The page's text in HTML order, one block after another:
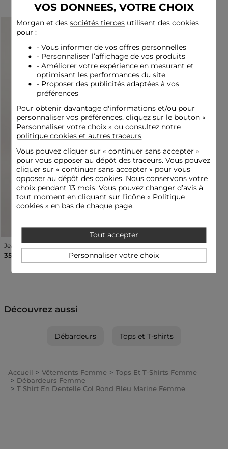
Idées look
Le t shirt en dentelle s'associe à un pantalon fluide et des
sandales plates pour une allure féminine et raffinée.
Ce haut cintré se porte avec une jupe midi structurée et des
escarpins élégants, révélant toute sa sensualité moderne.
Conseil entretien
Lavez ce débardeur à 30°C en cycle délicat pour préserver la
qualité de sa maille. Le repassage est possible : effectuez-le à
basse température (maximum 110°) sans utiliser de vapeur,
fortement déconseillée. Ne mettez pas ce vêtement au sèche-
linge, cela est également fortement déconseillé.
Référence : 32536311066861239 262-DOLIP
Catégorie :Débardeurs femme
Couleur :Débardeurs femme bleu
Jean large 7/8 blanc femme
35,00 €
Découvrez aussi
Débardeurs Tops et T-shirts
Accueil Vêtements Femme
Tops Et T-Shirts Femme
Débardeurs Femme
T Shirt En Dentelle Col Rond Bleu Marine Femme
VOS DONNEES, VOTRE CHOIX
Morgan et dessociétés tierces utilisent des cookies
pour :
- Vous informer de vos offres personnelles
- Personnaliser l’affichage de vos produits
- Améliorer votre expérience en mesurant et
optimisant les performances du site
- Proposer des publicités adaptées à vos
préférences
Pour obtenir davantage d'informations et/ou pour
personnaliser vos préférences, cliquez sur le bouton «
Personnaliser votre choix » ou consultez notre
politique cookies et autres traceurs
Vous pouvez cliquer sur « continuer sans accepter»
pour vous opposer au dépôt des traceurs. Vous pouvez
cliquer sur « continuer sans accepter » pour vous
opposer au dépôt des cookies. Nous conservons votre
choix pendant 13 mois. Vous pouvez changer d’avis à
tout moment en cliquant sur l’icône « Politique
cookies » en bas de chaque page.
Tout accepter
Personnaliser votre choix